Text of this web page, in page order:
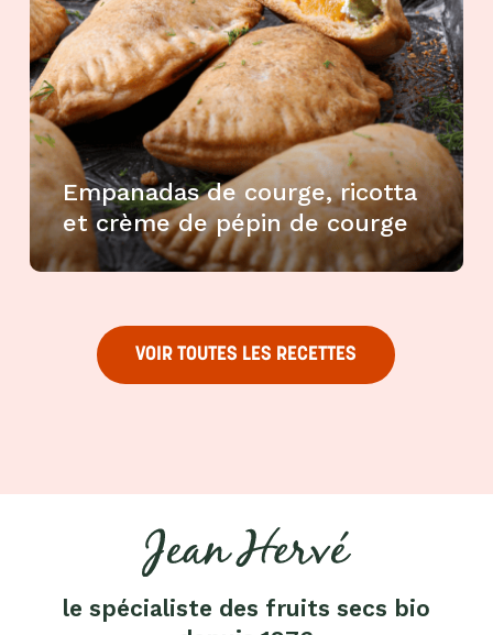
Empanadas de courge, ricotta
et crème de pépin de courge
VOIR TOUTES LES RECETTES
le spécialiste des fruits secs bio
Purées
sucrées
dites
"confits"
Livres
Anti-
gaspi
Promotions